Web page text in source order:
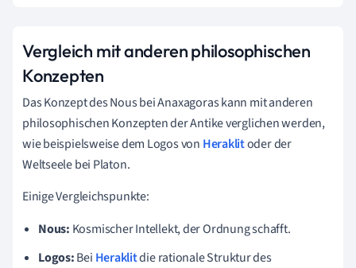
Vergleich mit anderen philosophischen
Konzepten
Das Konzept des Nous bei Anaxagoras kann mit anderen
philosophischen Konzepten der Antike verglichen werden,
wie beispielsweise dem Logos von Heraklitoder der
Weltseele bei Platon.
Einige Vergleichspunkte:
Nous: Kosmischer Intellekt, der Ordnung schafft.
Logos:Bei Heraklitdie rationale Struktur des